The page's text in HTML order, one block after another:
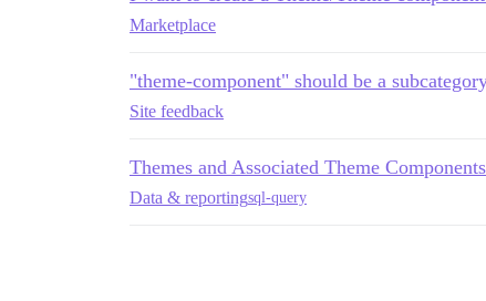
Marketplace
"theme-component" should be a
Site feedback
Themes and Associated Theme
Data & reportingsql-query